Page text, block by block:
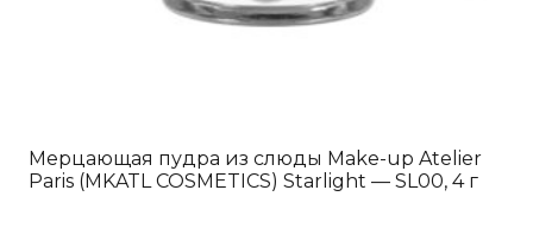
Мерцающая пудра из слюды Make-up Atelier
Paris (MKATL COSMETICS) Starlight — SL00, 4 г